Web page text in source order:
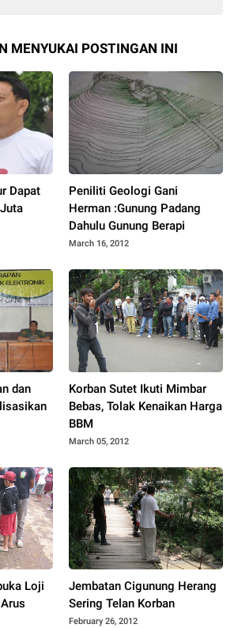
MENYUKAI POSTINGAN INI
Dapat
Peniliti Geologi Gani
Herman :Gunung Padang
Dahulu Gunung Berapi
March 16, 2012
dan
Korban Sutet Ikuti Mimbar
Bebas, Tolak Kenaikan Harga
BBM
March 05, 2012
Loji
Jembatan Cigunung Herang
Sering Telan Korban
February 26, 2012